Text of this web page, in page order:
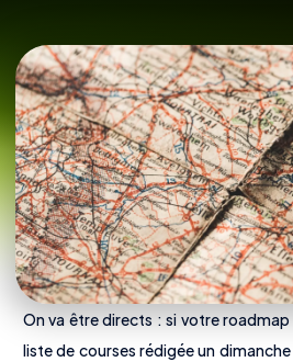
On va être directs : si votre
liste de courses rédigée un